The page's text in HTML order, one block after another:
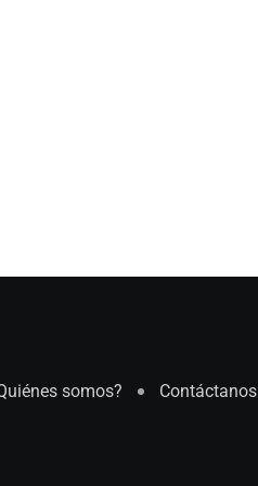
somos? Contáctanos